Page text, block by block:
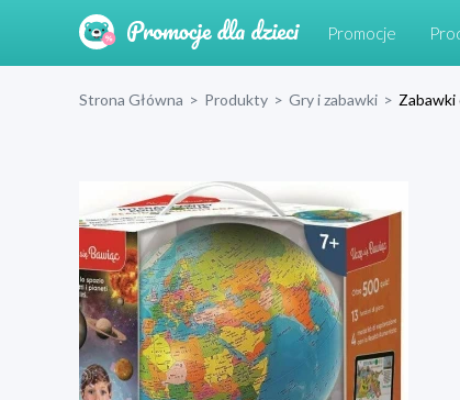
Promocje
Strona Główna > Produkty > Gry i zabawki >